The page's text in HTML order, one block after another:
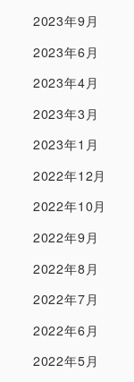
2023年9月
2023年6月
2023年4月
2023年3月
2023年1月
2022年12月
2022年10月
2022年9月
2022年8月
2022年7月
2022年6月
2022年5月